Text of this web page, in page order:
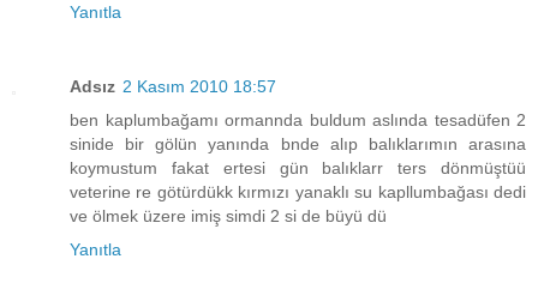
Yanıtla
Adsız 2 Kasım 2010 18:57
ben kaplumbağamı ormannda buldum aslında tesadüfen 2
sinide bir gölün yanında bnde alıp balıklarımın arasına
koymustum fakat ertesi gün balıklarr ters dönmüştüü
veterine re götürdükk kırmızı yanaklı su kapllumbağası dedi
ve ölmek üzere imiş simdi 2 si de büyü dü
Yanıtla